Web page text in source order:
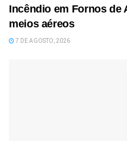
Incêndio em Fornos de
meios aéreos
7 DE AGOSTO, 2026